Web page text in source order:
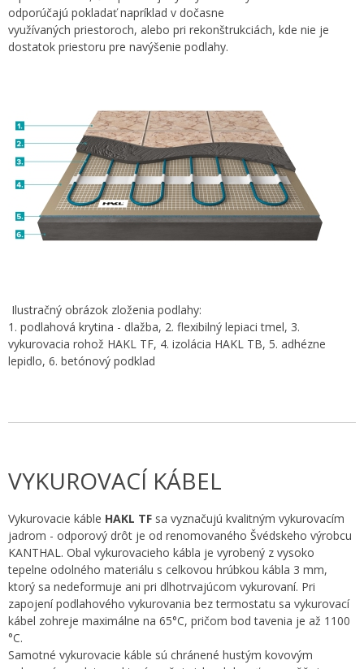
odporúčajú pokladať napríklad v dočasne
využívaných priestoroch, alebo pri rekonštrukciách, kde nie je
dostatok priestoru pre navýšenie podlahy.
Ilustračný obrázok zloženia podlahy:
1. podlahová krytina - dlažba, 2. flexibilný lepiaci tmel, 3.
vykurovacia rohož HAKL TF, 4. izolácia HAKL TB, 5. adhézne
lepidlo, 6. betónový podklad
VYKUROVACÍ KÁBEL
Vykurovacie káble HAKL TF sa vyznačujú kvalitným vykurovacím
jadrom - odporový drôt je od renomovaného Švédskeho výrobcu
KANTHAL. Obal vykurovacieho kábla je vyrobený z vysoko
tepelne odolného materiálu s celkovou hrúbkou kábla 3 mm,
ktorý sa nedeformuje ani pri dlhotrvajúcom vykurovaní. Pri
zapojení podlahového vykurovania bez termostatu sa vykurovací
kábel zohreje maximálne na 65°C, pričom bod tavenia je až 1100
°C.
Samotné vykurovacie káble sú chránené hustým kovovým